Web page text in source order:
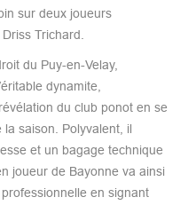
sur deux joueurs
Trichard.
du Puy-en-Velay,
dynamite,
du club ponot en se
saison. Polyvalent, il
et un bagage technique
joueur de Bayonne va ainsi
en signant